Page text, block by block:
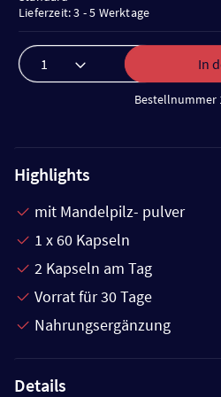
In
Bestellnummer
Lieferzeit: 3 - 5 Werktage
Highlights
mit Mandelpilz- pulver
1 x 60 Kapseln
2 Kapseln am Tag
Vorrat für 30 Tage
Nahrungsergänzung
Details